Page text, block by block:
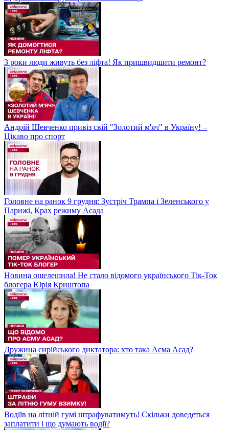
3 роки люди живуть без ліфта! Як пришвидшити ремонт?
Андрій Шевченко привіз свій "Золотий м'яч" в Україну! –
Цікаво про спорт
Головне на ранок 9 грудня: Зустріч Трампа і Зеленського у
Парижі, Крах режиму Асада
Новина ошелешила! Не стало відомого українського Тік-Ток
блогера Юрія Криштопа
Дружина сирійського диктатора: хто така Асма Асад?
Водіїв на літній гумі штрафуватимуть! Скільки доведеться
заплатити і що думають водії?